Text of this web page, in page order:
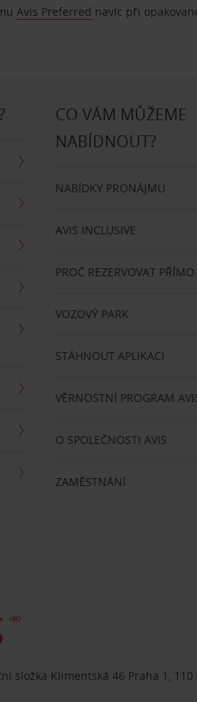
Avis Preferred navíc při
CO VÁM MŮŽEME
NABÍDNOUT?
NABÍDKY PRONÁJMU
AVIS INCLUSIVE
PROČ REZERVOVAT PŘÍMO
VOZOVÝ PARK
STÁHNOUT APLIKACI
VĚRNOSTNÍ PROGRAM
O SPOLEČNOSTI AVIS
ZAMĚSTNÁNÍ
složka Klimentská 46 Praha 1, 110